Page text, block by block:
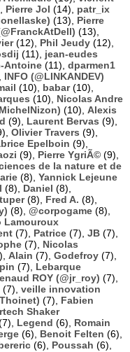
Pierre Jol (14), patr_ix
(13), Pierre
(13),
(12), Phil Jeudy (12),
(11), jean-eudes
Antoine (11), dparmen1
INFO (@LINKANDEV)
(10), babar(10),
(10), Nicolas Andre
(10), Alexis
(9), Laurent Bervas (9),
Olivier Travers (9),
Epelboin (9),
(9), Pierre YgriÃ© (9),
de la nature et de
(8), Yannick Lejeune
(8), Daniel (8),
(8), Fred A. (8),
(8), @corpogame (8),
Lamouroux
(7), Patrice (7), JB (7),
(7), Nicolas
Alain (7), Godefroy (7),
(7), Lebarque
ROY (@jr_roy) (7),
(7), veille innovation
(7), Fabien
Shaker
Legend (6), Romain
(6), Benoit Felten (6),
(6), Poussah (6),